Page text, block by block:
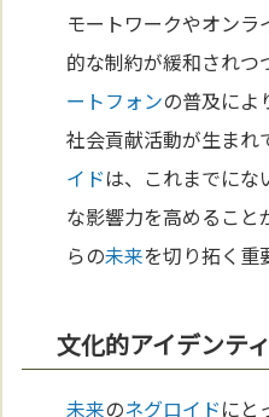
モートワークやオン
的な制約が緩和されつ
ートフォンの普及によ
社会貢献活動が生まれ
イドは、これまでにな
な影響力を高めること
らの未来を切り拓く重
文化的アイデンテ
未来のネグロイドにと